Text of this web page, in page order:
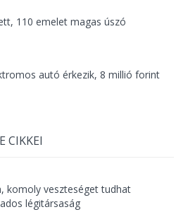
110 emelet magas úszó
autó érkezik, 8 millió forint
CIKKEI
komoly veszteséget tudhat
légitársaság